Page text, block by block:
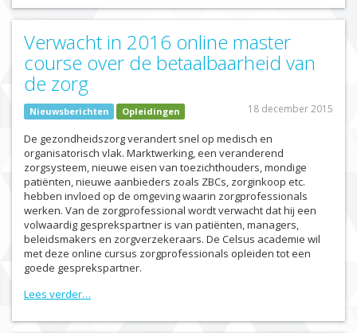
Verwacht in 2016 online master
course over de betaalbaarheid van
de zorg
18 december 2015
Nieuwsberichten Opleidingen
De gezondheidszorg verandert snel op medisch en
organisatorisch vlak. Marktwerking, een veranderend
zorgsysteem, nieuwe eisen van toezichthouders, mondige
patiënten, nieuwe aanbieders zoals ZBCs, zorginkoop etc.
hebben invloed op de omgeving waarin zorgprofessionals
werken. Van de zorgprofessional wordt verwacht dat hij een
volwaardig gesprekspartner is van patiënten, managers,
beleidsmakers en zorgverzekeraars. De Celsus academie wil
met deze online cursus zorgprofessionals opleiden tot een
goede gesprekspartner.
Lees verder…